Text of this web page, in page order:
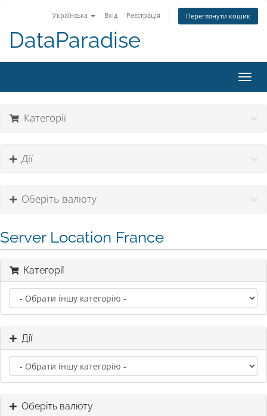
Українська Вхід Реєстрація Переглянути кошик
DataParadise
Категорії
Дії
Оберіть валюту
Server Location France
Категорії
Дії
Оберіть валюту